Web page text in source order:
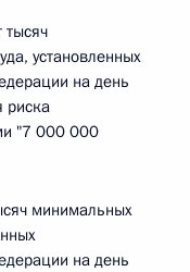
тысяч
установленных
на день
риска
"7 000 000
минимальных
на день